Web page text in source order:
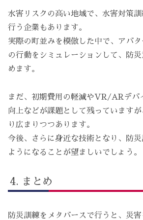
水害リスクの高い地域で、水害対策
行う企業もあります。
実際の町並みを模倣した中で、アバ
の行動をシミュレーションして、防
めます。
まだ、初期費用の軽減やVR/ARデバ
向上などが課題として残っています
り広まりつつあります。
今後、さらに身近な技術となり、防
ようになることが望ましいでしょう。
まとめ
防災訓練をメタバースで行うと、災